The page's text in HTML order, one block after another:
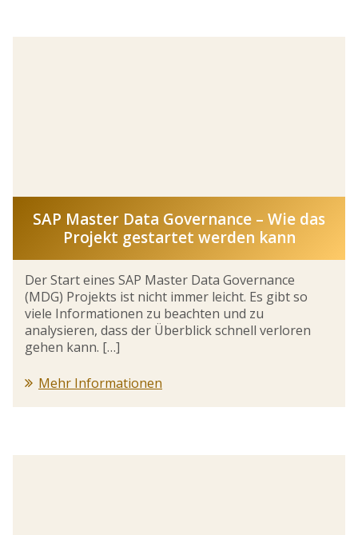
SAP Master Data Governance – Wie das
Projekt gestartet werden kann
Der Start eines SAP Master Data Governance
(MDG) Projekts ist nicht immer leicht. Es gibt so
viele Informationen zu beachten und zu
analysieren, dass der Überblick schnell verloren
gehen kann. […]
Mehr Informationen